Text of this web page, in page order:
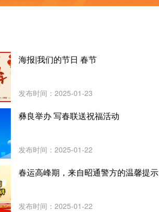
海报|我们的节日 春节
发布时间：2025-01-23
彝良举办 写春联送祝福活动
发布时间：2025-01-22
春运高峰期，来自昭通警方的温馨提示
发布时间：2025-01-22